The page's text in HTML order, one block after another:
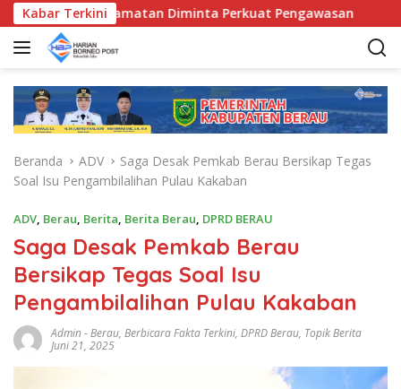
a
Kabar Terkini
Kecamatan Diminta Perkuat Pengawasan
Beranda ADV
Saga Desak Pemkab Berau Bersikap Tegas
Soal Isu Pengambilalihan Pulau Kakaban
ADV, Berau, Berita, Berita Berau, DPRD BERAU
Saga Desak Pemkab Berau
Bersikap Tegas Soal Isu
Pengambilalihan Pulau Kakaban
Admin-Berau, Berbicara Fakta Terkini, DPRD Berau, Topik Berita
Juni 21, 2025